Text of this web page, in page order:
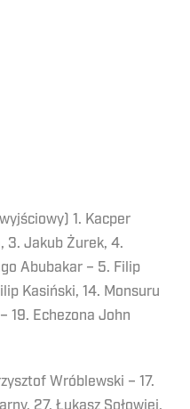
1. Kacper
3. Jakub Żurek, 4.
Abubakar – 5. Filip
Kasiński, 14. Monsuru
19. Echezona John
Wróblewski – 17.
27. Łukasz Sołowiej,